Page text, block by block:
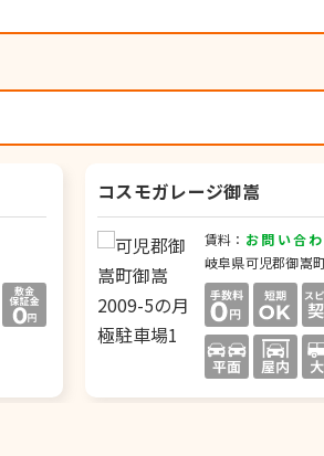
コスモガレージ御嵩
賃料： お問い合
岐阜県可児郡御嵩